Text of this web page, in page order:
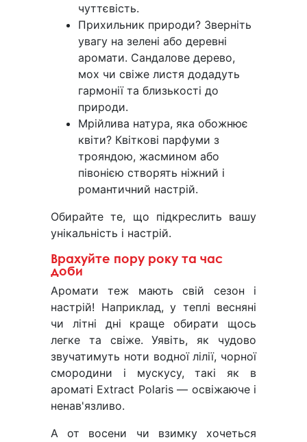
чуттєвість.
Прихильник природи? Зверніть
увагу на зелені або деревні
аромати. Сандалове дерево,
мох чи свіже листя додадуть
гармонії та близькості до
природи.
Мрійлива натура, яка обожнює
квіти? Квіткові парфуми з
трояндою, жасмином або
півонією створять ніжний і
романтичний настрій.
Обирайте те, що підкреслить вашу
унікальність і настрій.
Врахуйте пору року та час
доби
Аромати теж мають свій сезон і
настрій! Наприклад, у теплі весняні
чи літні дні краще обирати щось
легке та свіже. Уявіть, як чудово
звучатимуть ноти водної лілії, чорної
смородини і мускусу, такі як в
ароматі Extract Polaris — освіжаюче і
ненав'язливо.
А от восени чи взимку хочеться